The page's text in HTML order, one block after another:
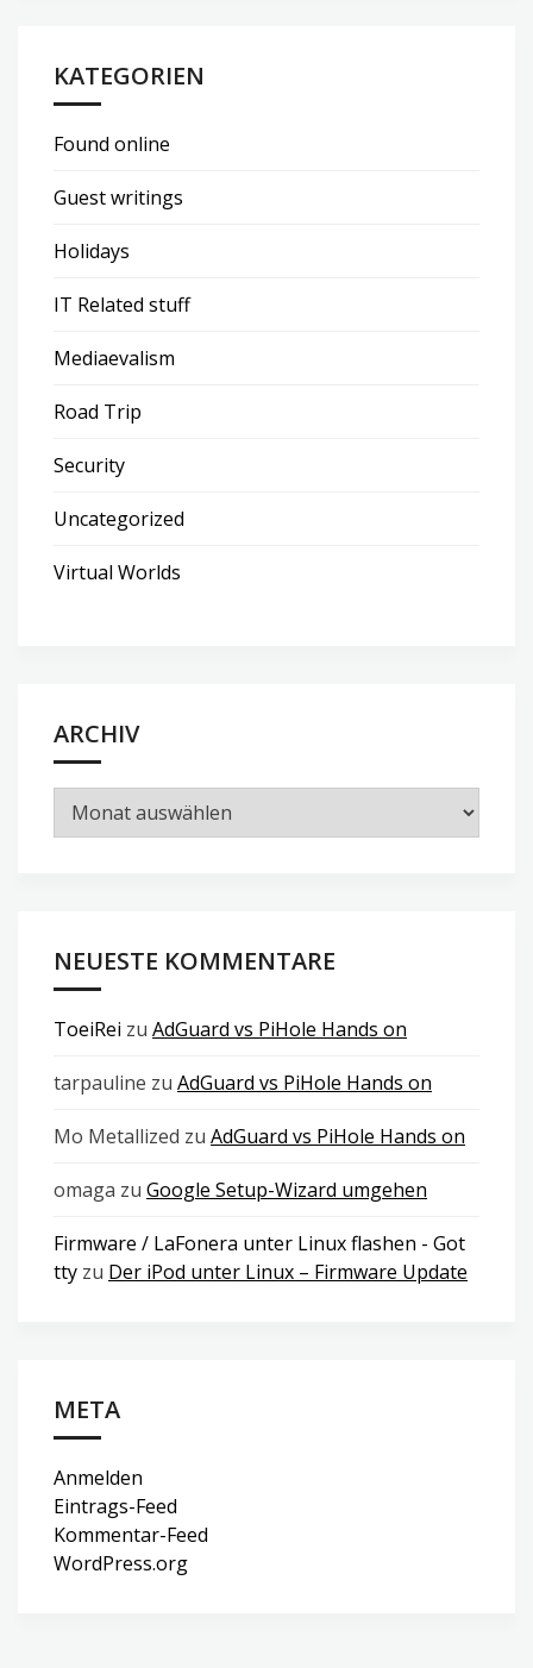
KATEGORIEN
Found online
Guest writings
Holidays
IT Related stuff
Mediaevalism
Road Trip
Security
Uncategorized
Virtual Worlds
ARCHIV
Archiv
NEUESTE KOMMENTARE
ToeiRei zu AdGuard vs PiHole Hands on
tarpauline zu AdGuard vs PiHole Hands on
Mo Metallized zu AdGuard vs PiHole Hands on
omaga zu Google Setup-Wizard umgehen
Firmware / LaFonera unter Linux flashen - Got
tty zu Der iPod unter Linux – Firmware Update
META
Anmelden
Eintrags-Feed
Kommentar-Feed
WordPress.org